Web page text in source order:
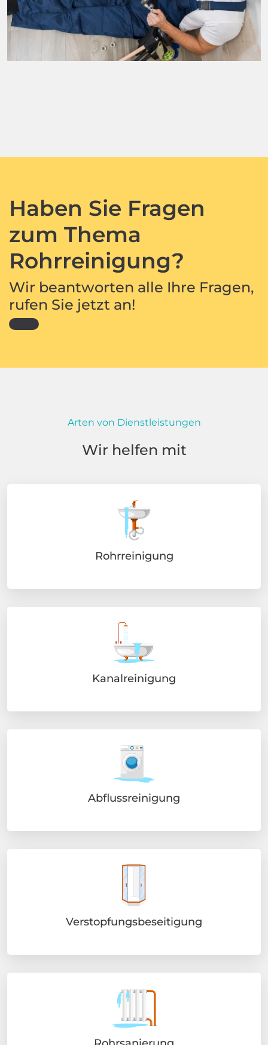
Haben Sie Fragen
zum Thema
Rohrreinigung?
Wir beantworten alle Ihre Fragen,
rufen Sie jetzt an!
Arten von Dienstleistungen
Wir helfen mit
Rohrreinigung
Kanalreinigung
Abflussreinigung
Verstopfungsbeseitigung